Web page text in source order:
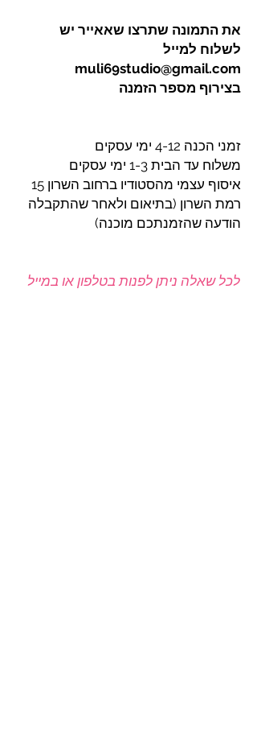
את התמונה שתרצו שאאייר יש
לשלוח למייל
muli69studio@gmail.com
בצירוף מספר הזמנה
זמני הכנה 4-12 ימי עסקים
משלוח עד הבית 1-3 ימי עסקים
איסוף עצמי מהסטודיו ברחוב השרון 15
רמת השרון (בתיאום ולאחר שהתקבלה
הודעה שהזמנתכם מוכנה)
לכל שאלה ניתן לפנות בטלפון או במייל